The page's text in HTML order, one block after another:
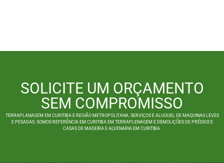
SOLICITE UM ORÇAMENTO
SEM COMPROMISSO
TERRAPLANAGEM EM CURITIBA E REGIÃO METROPOLITANA. SERVIÇOS E ALUGUEL DE MAQUINAS LEVES
E PESADAS. SOMOS REFERÊNCIA EM CURITIBA EM TERRAPLENAGEM E DEMOLIÇÕES DE PRÉDIOS E
CASAS DE MADEIRA E ALVENARIA EM CURITIBA.